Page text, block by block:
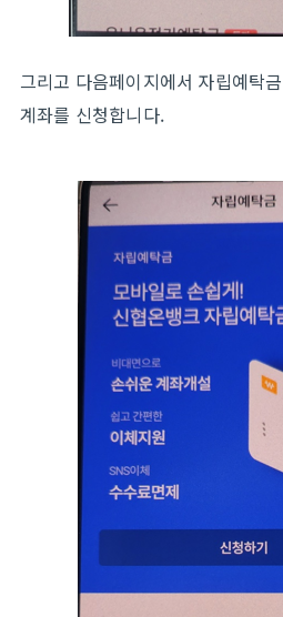
그리고 다음페이지에서 자립예탁
계좌를 신청합니다.